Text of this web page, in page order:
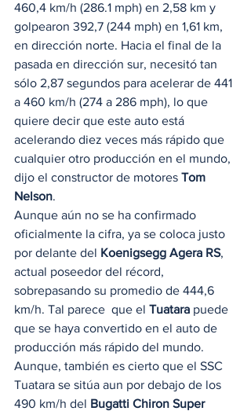
460,4 km/h (286.1 mph) en 2,58 km y
golpearon 392,7 (244 mph) en 1,61 km,
en dirección norte. Hacia el final de la
pasada en dirección sur, necesitó tan
sólo 2,87 segundos para acelerar de 441
a 460 km/h (274 a 286 mph), lo que
quiere decir que este auto está
acelerando diez veces más rápido que
cualquier otro producción en el mundo,
dijo el constructor de motores Tom
Nelson.
Aunque aún no se ha confirmado
oficialmente la cifra, ya se coloca justo
por delante del Koenigsegg Agera RS,
actual poseedor del récord,
sobrepasando su promedio de 444,6
km/h. Tal parece  que el Tuatara puede
que se haya convertido en el auto de
producción más rápido del mundo.
Aunque, también es cierto que el SSC
Tuatara se sitúa aun por debajo de los
490 km/h del Bugatti Chiron Super